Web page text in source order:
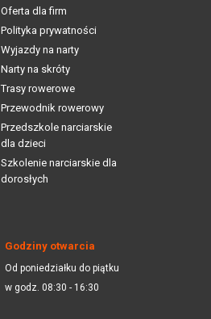
Oferta dla firm
Polityka prywatności
Wyjazdy na narty
Narty na skróty
Trasy rowerowe
Przewodnik rowerowy
Przedszkole narciarskie
dla dzieci
Szkolenie narciarskie dla
dorosłych
Godziny otwarcia
Od poniedziałku do piątku
w godz. 08:30 - 16:30